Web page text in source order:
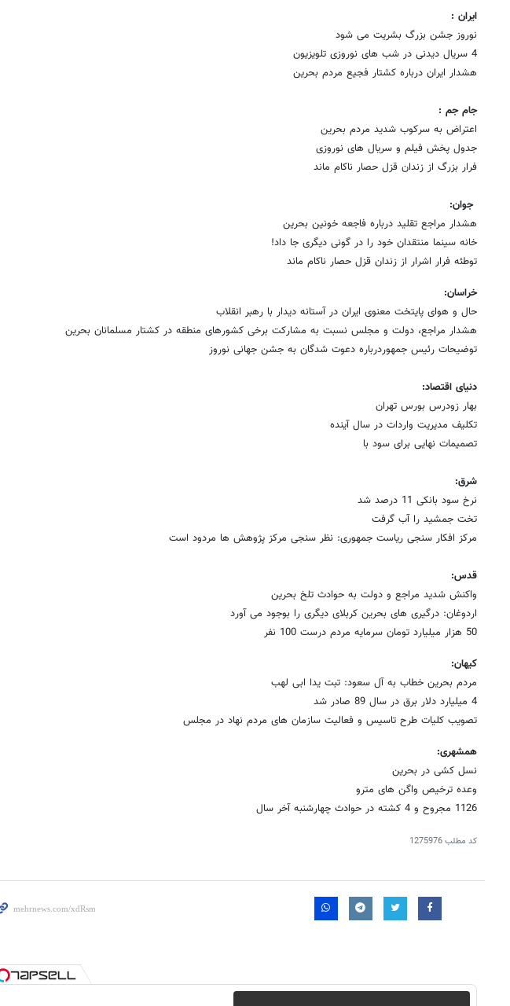
ایران :
نوروز جشن بزرگ بشریت می شود
4 سریال دیدنی در شب های نوروزی تلویزیون
هشدار ایران درباره کشتار فجیع مردم بحرین
جام جم :
اعتراض به سرکوب شدید مردم بحرین
جدول پخش فیلم و سریال های نوروزی
فرار بزرگ از زندان قزل حصار ناکام ماند
جوان:
هشدار مراجع تقلید درباره فاجعه خونین بحرین
خانه سینما منتقدان خود را در گونی دیگری جا داد!
توطئه فرار اشرار از زندان قزل حصار ناکام ماند
خراسان:
حال و هوای پایتخت معنوی ایران در آستانه دیدار با رهبر انقلاب
هشدار مراجع، دولت و مجلس نسبت به مشارکت برخی کشورهای منطقه در کشتار مسلمانان بحرین
توضیحات رئیس جمهوردرباره دعوت شدگان به جشن جهانی نوروز
دنیای اقتصاد:
بهار زودرس بورس تهران
تکلیف مدیریت واردات در سال آینده
تصمیمات نهایی برای سود با
شرق:
نرخ سود بانکی 11 درصد شد
تخت جمشید را آب گرفت
مرکز افکار سنجی ریاست جمهوری: نظر سنجی مرکز پژوهش ها مردود است
قدس:
واکنش شدید مراجع و دولت به حوادث تلخ بحرین
اردوغان: درگیری های بحرین کربلای دیگری را بوجود می آورد
50 هزار میلیارد تومان سرمایه مردم درست 100 نفر
کیهان:
مردم بحرین خطاب به آل سعود: تبت یدا ابی لهب
4 میلیارد دلار برق در سال 89 صادر شد
تصویب کلیات طرح تاسیس و فعالیت سازمان های مردم نهاد در مجلس
همشهری:
نسل کشی در بحرین
وعده ترخیص واگن های مترو
1126 مجروح و 4 کشته در حوادث چهارشنبه آخر سال
کد مطلب1275976